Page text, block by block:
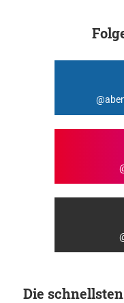
Die